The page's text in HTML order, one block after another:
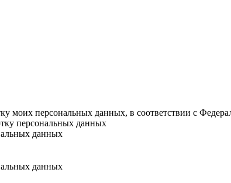
моих персональных данных, в соответствии с
персональных данных
данных
данных